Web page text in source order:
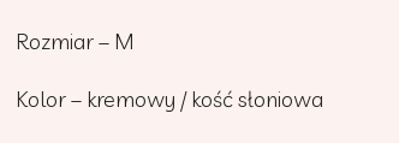
Rozmiar – M
Kolor – kremowy / kość słoniowa